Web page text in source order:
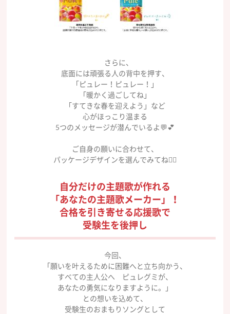
さらに、
底面には頑張る人の背中を押す、
「ピュレー！ピュレー！」
「暖かく過ごしてね」
「すてきな春を迎えよう」など
心がほっこり温まる
5つのメッセージが潜んでいるよ💬💕
ご自身の願いに合わせて、
パッケージデザインを選んでみてね👍🏻
自分だけの主題歌が作れる
「あなたの主題歌メーカー」！
合格を引き寄せる応援歌で
受験生を後押し
今回、
「願いを叶えるために困難へと立ち向かう、
すべての主人公へ ピュレグミが、
あなたの勇気になりますように。」
との想いを込めて、
受験生のおまもりソングとして